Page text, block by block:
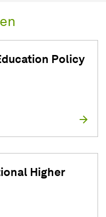
Policy
Higher